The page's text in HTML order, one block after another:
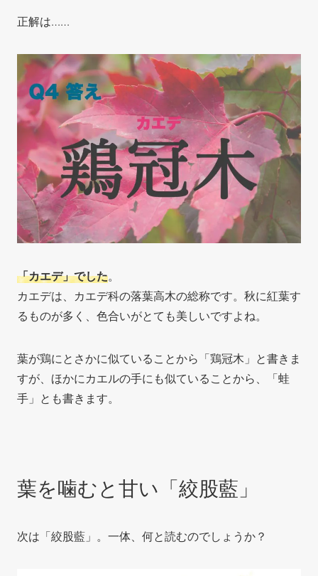
正解は……
「カエデ」でした。
カエデは、カエデ科の落葉高木の総称です。秋に紅葉す
るものが多く、色合いがとても美しいですよね。
葉が鶏にとさかに似ていることから「鶏冠木」と書きま
すが、ほかにカエルの手にも似ていることから、「蛙
手」とも書きます。
葉を噛むと甘い「絞股藍」
次は「絞股藍」。一体、何と読むのでしょうか？